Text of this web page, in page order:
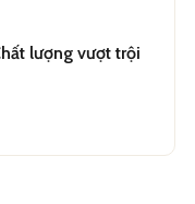
lượng vượt trội